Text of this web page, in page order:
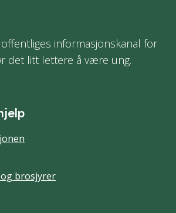
informasjonskanal for
det litt lettere å være ung.
brosjyrer